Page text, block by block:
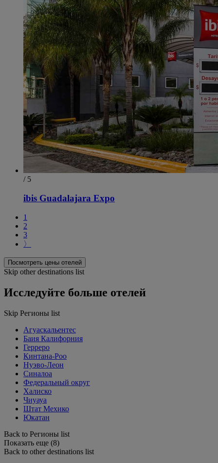
/ 5
ibis Guadalajara Expo
1
2
3
〉
Посмотреть цены отелей
Skip other destinations list
Исследуйте больше отелей
Skip Регионы list
Агуаскальентес
Баия Калифорния
Герреро
Кинтана-Роо
Нуэво-Леон
Синалоа
Федеральный округ
Халиско
Чиуауа
Штат Мехико
Юкатан
Back to Регионы list
Показать еще (8)
Back to other destinations list